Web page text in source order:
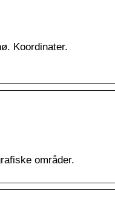
Koordinater.
områder.